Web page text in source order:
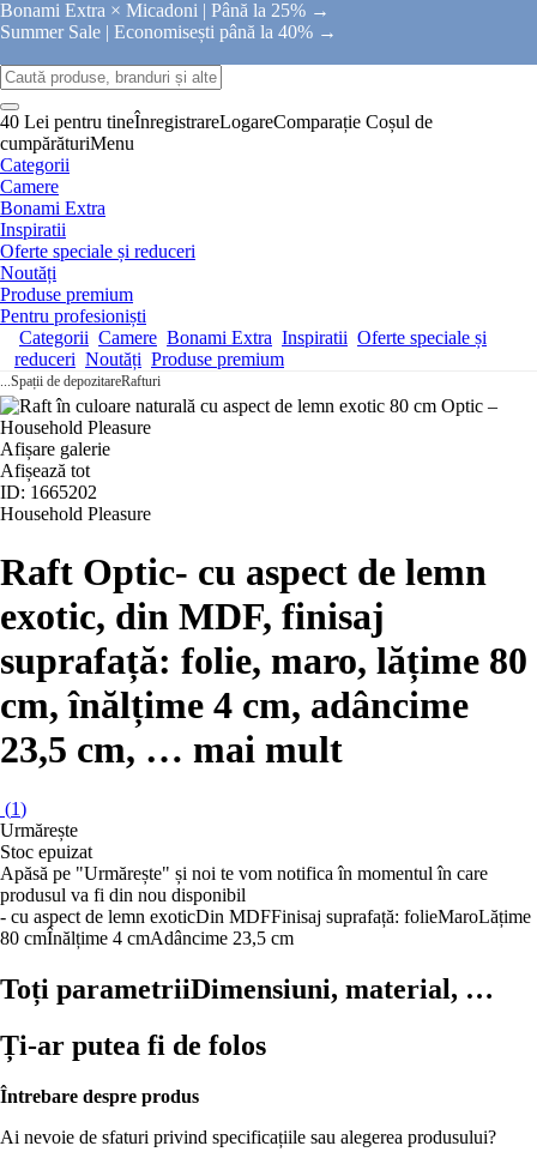
Bonami Extra × Micadoni | Până la 25% →
Summer Sale | Economisești până la 40% →
40 Lei pentru tineÎnregistrareLogareComparație Coșul de
cumpărăturiMenu
Categorii
Camere
Bonami Extra
Inspiratii
Oferte speciale și reduceri
Noutăți
Produse premium
Pentru profesioniști
Categorii Camere Bonami Extra Inspiratii Oferte speciale și
reduceri Noutăți Produse premium
...Spații de depozitareRafturi
Afișare galerie
Afișează tot
ID: 1665202
Household Pleasure
Raft Optic- cu aspect de lemn
exotic, din MDF, finisaj
suprafață: folie, maro, lățime 80
cm, înălțime 4 cm, adâncime
23,5 cm, … mai mult
(1)
Urmărește
Stoc epuizat
Apăsă pe "Urmărește" și noi te vom notifica în momentul în care
produsul va fi din nou disponibil
- cu aspect de lemn exoticDin MDFFinisaj suprafață: folieMaroLățime
80 cmÎnălțime 4 cmAdâncime 23,5 cm
Toți parametriiDimensiuni, material, …
Ți-ar putea fi de folos
Întrebare despre produs
Ai nevoie de sfaturi privind specificațiile sau alegerea produsului?